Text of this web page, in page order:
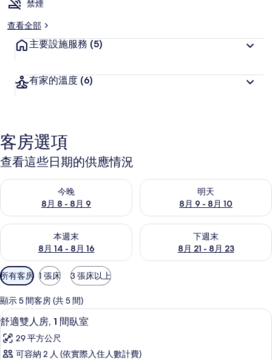
禁煙
查看全部
主要設施服務 (5)
有家的溫度 (6)
客房選項
查看這些日期的供應情況
今晚
8月 8 - 8月 9
查看今晚 (8月 8 - 8月 9) 的供應情況
明天
8月 9 - 8月 10
查看明天 (8月 9 - 8月 10) 的供
本週末
8月 14 - 8月 16
查看本週末 (8月 14 - 8月 16) 的供應情況
下週末
8月 21 - 8月 23
查看下週末 (8月 21 - 8月 23)
可
用
的
客
房
篩
選
所有客房 1 張床 3 張床以上
顯示 5 間客房 (共 5 間)
顯
示
舒
舒適雙人房, 1 間臥室 | 1 間臥室、折
11
舒適雙人房, 1 間臥室
29 平方公尺
可容納 2 人 (依實際入住人數計費)